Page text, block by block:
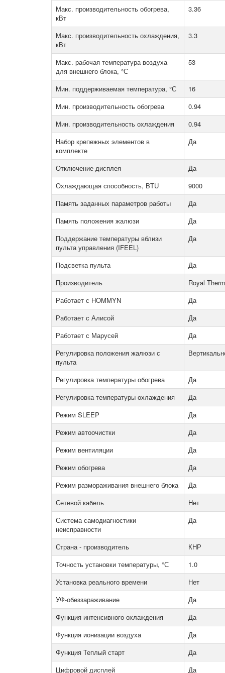
Макс. производительность обогрева,
кВт
3.36
Макс. производительность охлаждения,
кВт
3.3
Макс. рабочая температура воздуха
для внешнего блока, °С
53
Мин. поддерживаемая температура, °С
16
Мин. производительность обогрева
0.94
Мин. производительность охлаждения
0.94
Набор крепежных элементов в
комплекте
Да
Отключение дисплея
Да
Охлаждающая способность, BTU
9000
Память заданных параметров работы
Да
Память положения жалюзи
Да
Поддержание температуры вблизи
пульта управления (IFEEL)
Да
Подсветка пульта
Да
Производитель
Royal
Работает с HOMMYN
Да
Работает с Алисой
Да
Работает с Марусей
Да
Регулировка положения жалюзи с
пульта
Регулировка температуры обогрева
Да
Регулировка температуры охлаждения
Да
Режим SLEEP
Да
Режим автоочистки
Да
Режим вентиляции
Да
Режим обогрева
Да
Режим размораживания внешнего блока
Да
Сетевой кабель
Нет
Система самодиагностики
неисправности
Да
Страна - производитель
КНР
Точность установки температуры, °С
1.0
Установка реального времени
Нет
УФ-обеззараживание
Да
Функция интенсивного охлаждения
Да
Функция ионизации воздуха
Да
Функция Теплый старт
Да
Цифровой дисплей
Да